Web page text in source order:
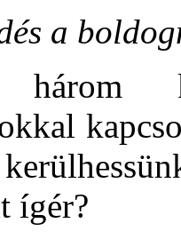
a
ígér?